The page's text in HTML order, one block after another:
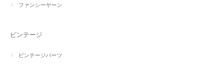
ファンシーヤーン
ビンテージ
ビンテージパーツ